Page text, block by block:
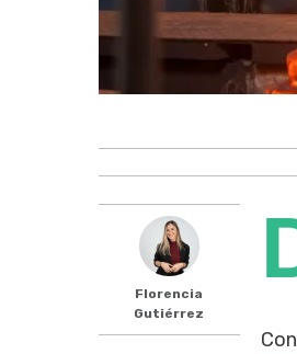
Florencia
Gutiérrez